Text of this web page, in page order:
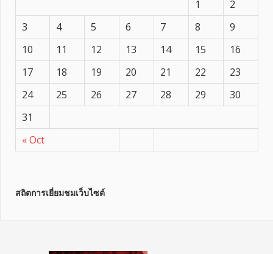
« Oct
1
2
3
4 5 6 7 8
9
10
11 12 13 14 15
16
17
18 19 20 21 22
23
24
25 26 27 28 29
30
31
สถิตการเยี่ยมชมเว็บไซต์